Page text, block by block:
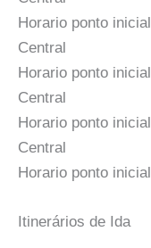
Horario ponto
Central
Horario ponto
Central
Horario ponto
Central
Horario ponto
Itinerários de Ida